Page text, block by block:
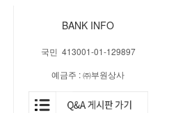
BANK INFO
국민 413001-01-129897
예금주 : ㈜부원상사